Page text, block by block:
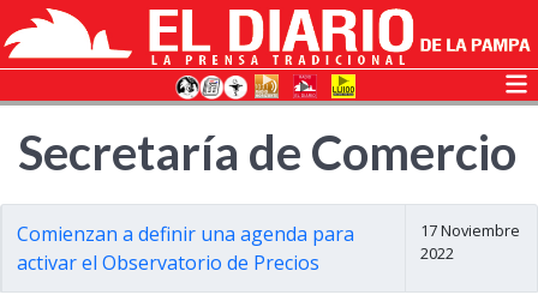
Secretaría de Comercio
Comienzan a definir una agenda para
activar el Observatorio de Precios
17 Noviembre
2022